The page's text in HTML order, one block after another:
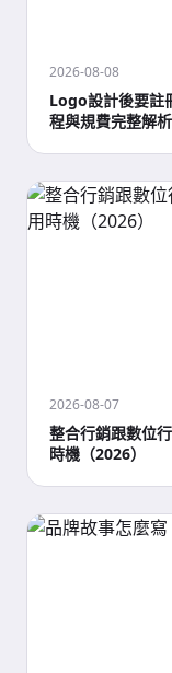
2026-08-08
Logo設計後要註
程與規費完整解析
2026-08-07
整合行銷跟數位
時機（2026）